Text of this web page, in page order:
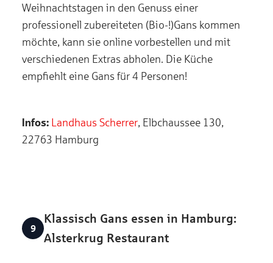
Weihnachtstagen in den Genuss einer
professionell zubereiteten (Bio-!)Gans kommen
möchte, kann sie online vorbestellen und mit
verschiedenen Extras abholen. Die Küche
empfiehlt eine Gans für 4 Personen!
Infos: Landhaus Scherrer, Elbchaussee 130,
22763 Hamburg
Klassisch Gans essen in Hamburg:
Alsterkrug Restaurant